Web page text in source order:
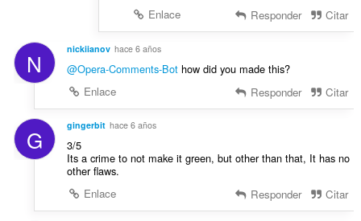
Enlace
Responder Citar
N nickiianov hace 6 años
@Opera-Comments-Bothow did you made this?
Enlace
Responder Citar
G gingerbit hace 6 años
3/5
Its a crime to not make it green, but other than that, It has no
other flaws.
Enlace
Responder Citar